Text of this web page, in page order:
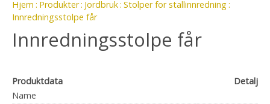
Hjem Produkter Jordbruk Stolper for stallinnredning
Innredningsstolpe får
Innredningsstolpe får
Produktdata
Detalj
Name